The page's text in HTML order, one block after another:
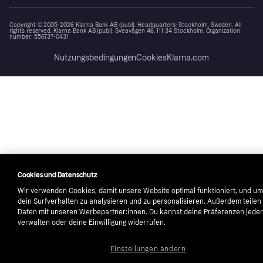
Copyright © 2005-2026 Klarna Bank AB (publ). Headquarters: Stockholm, Sweden. All
rights reserved. Klarna Bank AB (publ). Sveavägen 46, 111 34 Stockholm. Organization
number: 556737-0431
NutzungsbedingungenCookiesKlarna.com
Cookies und Datenschutz
Wir verwenden Cookies, damit unsere Website optimal funktioniert, und um
dein Surfverhalten zu analysieren und zu personalisieren. Außerdem teilen
Daten mit unseren Werbepartner:innen. Du kannst deine Präferenzen
verwalten oder deine Einwilligung widerrufen.
Einstellungen ändern